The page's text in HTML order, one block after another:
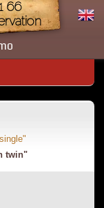
66
twin"